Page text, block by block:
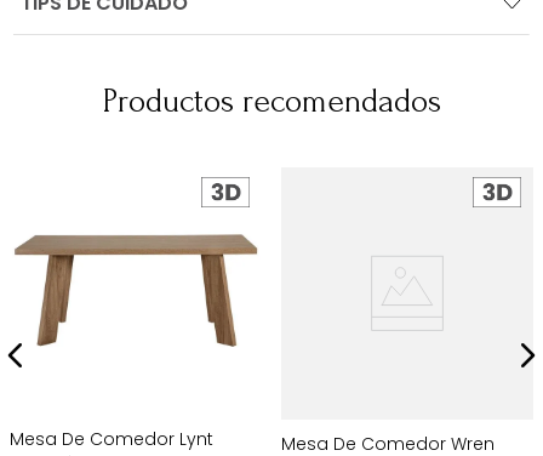
Productos recomendados
Mesa De Comedor Lynt
Mesa De Comedor Wren